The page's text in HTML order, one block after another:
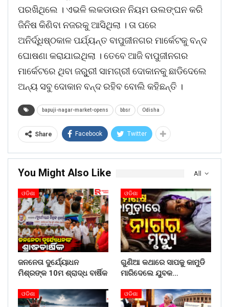
ପରଖିଥିଲେ । ଏଭଳି ଲକଡାଉନ ନିୟମ ଉଲଙ୍ଘନ କରି
ଜିନିଷ କିଣିବା ନଜରକୁ ଆସିଥିଲା । ତା ପରେ
ଅନିର୍ଦ୍ଧିଷ୍ଠକାଳ ପର୍ଯ୍ୟନ୍ତ ବାପୁଜୀନଗର ମାର୍କେଟକୁ ବନ୍ଦ
ଘୋଷଣା କରାଯାଇଥିଲା । ତେବେ ଆଜି ବାପୁଜୀନଗର
ମାର୍କେଟରେ ଥିବା ଜରୁୁରୀ ସାମଗ୍ରୀ ଦୋକାନକୁ ଛାଡିଦେଲେ
ଅନ୍ୟ ସବୁ ଦୋକାନ ବନ୍ଦ ରହିବ ବୋଲି କହିଛନ୍ତି ।
bapuji-nagar-market-opens bbsr Odisha
Share Facebook Twitter
All
You Might Also Like
ଓଡିଶା
ଜନନେତା ଦୁର୍ଯ୍ୟୋଧନ
ମିଶ୍ରଙ୍କ 10ମ ଶ୍ରାଦ୍ଧ ବାର୍ଷିକ
ଓଡିଶା
ଗୁଣିଆ କଥାରେ ସାପକୁ କାମୁଡି
ମାରିଦେଲେ ଯୁବକ…
ଓଡିଶା ଓଡିଶା